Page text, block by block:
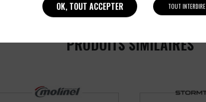
PRODUITS SIMILAIRES
OK, TOUT ACCEPTER TOUT INTERDIRE